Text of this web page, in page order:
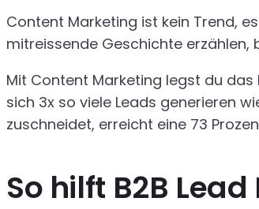
Content Marketing ist kein Trend,
mitreissende Geschichte erzählen,
Mit Content Marketing legst du
sich 3x so viele Leads generieren
zuschneidet, erreicht eine 73
So hilft B2B